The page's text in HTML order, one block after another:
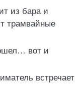
из бара и
трамвайные
вот и
встречает